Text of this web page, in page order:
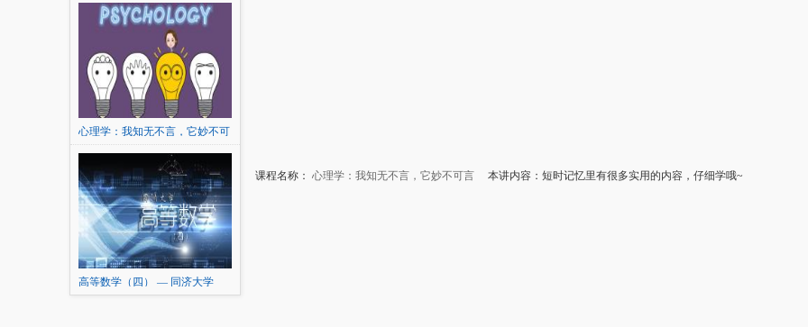
心理学：我知无不言，它妙不可
高等数学（四） — 同济大学
课程名称： 心理学：我知无不言，它妙不可言 本讲内容：短时记忆里有很多实用的内容，仔细学哦~